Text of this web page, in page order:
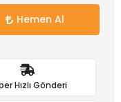
Hemen Al
Hızlı Gönderi